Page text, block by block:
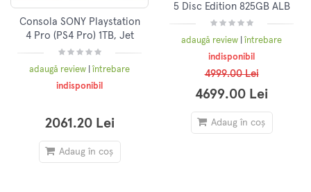
Consola SONY Playstation
4 Pro (PS4 Pro) 1TB, Jet
Black Fortnite Neo Versa
Bundle
adaugă review |întrebare
indisponibil
2061.20 Lei
Adaug în coș
5 Disc Edition 825GB ALB
cu joc FIFA 23
adaugă review |întrebare
indisponibil
4999.00 Lei
4699.00 Lei
Adaug în coș